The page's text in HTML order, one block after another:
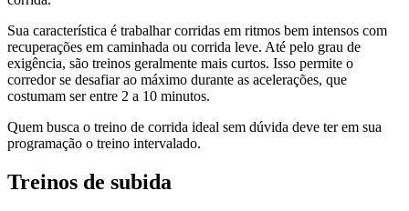
Sua característica é trabalhar corridas em ritmos bem intensos com
recuperações em caminhada ou corrida leve. Até pelo grau de
exigência, são treinos geralmente mais curtos. Isso permite o
corredor se desafiar ao máximo durante as acelerações, que
costumam ser entre 2 a 10 minutos.
Quem busca o treino de corrida ideal sem dúvida deve ter em sua
programação o treino intervalado.
Treinos de subida